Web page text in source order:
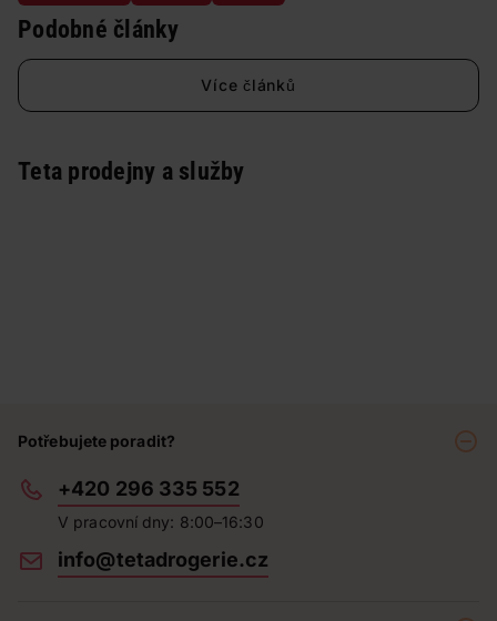
Podobné články
Více článků
Teta prodejny a služby
Potřebujete poradit?
+420 296 335 552
V pracovní dny: 8:00–16:30
info@tetadrogerie.cz